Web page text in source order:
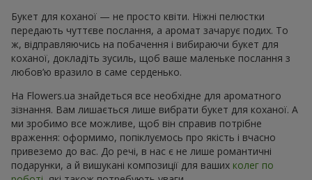
Букет для коханої — не просто квіти. Ніжні пелюстки
передають чуттєве послання, а аромат зачарує подих. То
ж, відправляючись на побачення і вибираючи букет для
коханої, докладіть зусиль, щоб ваше маленьке послання з
любов’ю вразило в саме серденько.
На Flowers.ua знайдеться все необхідне для ароматного
зізнання. Вам лишається лише вибрати букет для коханої. А
ми зробимо все можливе, щоб він справив потрібне
враження: оформимо, попіклуємось про якість і вчасно
привеземо до вас. До речі, в нас є не лише романтичні
подарунки, а й вишукані композиції для ваших колег по